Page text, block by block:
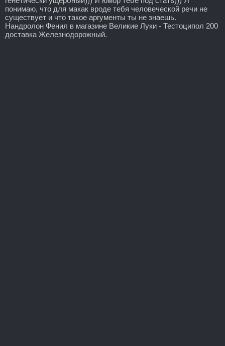
понимаю, что для макак вроде тебя человеческой речи не
существует и что такое аргументы ты не знаешь.
Нандролон Фенил в магазине Великие Луки - Тестоципол 200
доставка Железнодорожный.